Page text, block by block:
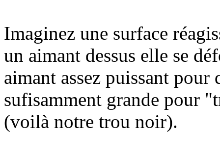
Imaginez une surface
un aimant dessus elle se
aimant assez puissant
sufisamment grande pour
(voilà notre trou noir).